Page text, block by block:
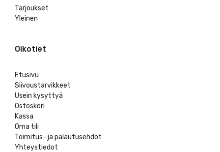
Tarjoukset
Yleinen
Oikotiet
Etusivu
Siivoustarvikkeet
Usein kysyttyä
Ostoskori
Kassa
Oma tili
Toimitus- ja palautusehdot
Yhteystiedot